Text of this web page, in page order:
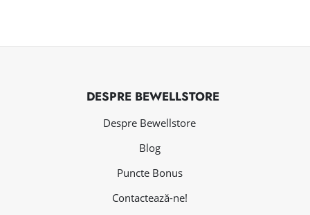
DESPRE BEWELLSTORE
Despre Bewellstore
Blog
Puncte Bonus
Contactează-ne!